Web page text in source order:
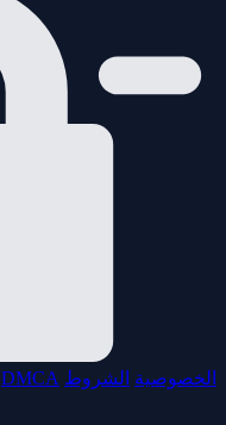
الخصوصية الشروط DMCA